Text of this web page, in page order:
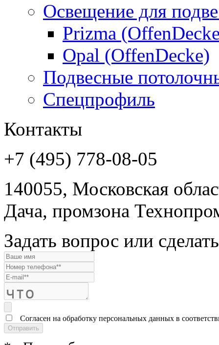
Освещение для
Prizma
Opal (OffenDecke)
Подвесные
Спецпрофиль
Контакты
+7 (495) 778-08-05
140055, Московская
Дача, промзона
Задать вопрос или
Согласен на обработку персональных данных в